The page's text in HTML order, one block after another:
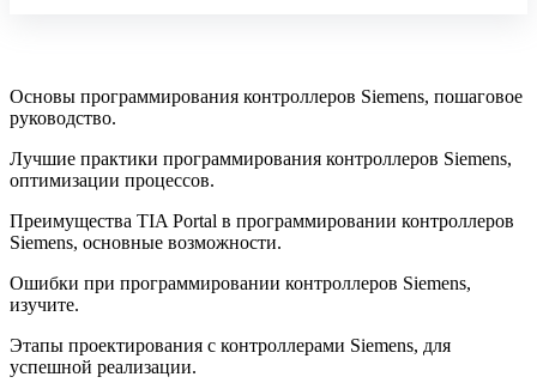
Основы программирования контроллеров Siemens, пошаговое
руководство.
Лучшие практики программирования контроллеров Siemens,
оптимизации процессов.
Преимущества TIA Portal в программировании контроллеров
Siemens, основные возможности.
Ошибки при программировании контроллеров Siemens,
изучите.
Этапы проектирования с контроллерами Siemens, для
успешной реализации.